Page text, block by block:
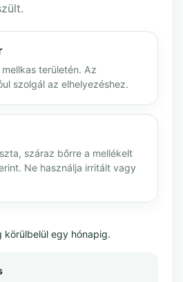
területén. Az
szolgál az elhelyezéshez.
száraz bőrre a mellékelt
Ne használja irritált vagy
körülbelül egy hónapig.